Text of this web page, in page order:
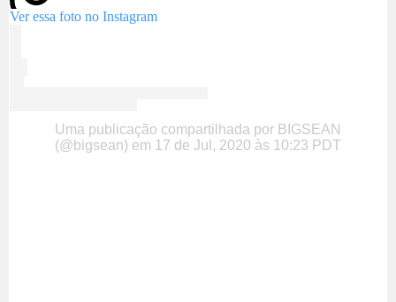
Ver essa foto no Instagram
Uma publicação compartilhada por BIGSEAN
(@bigsean) em 17 de Jul, 2020 às 10:23 PDT